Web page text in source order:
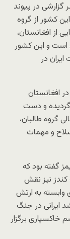
گزارشی در پیوند
کشور از گروه
از افغانستان،
است و این کشور
در
افغانستان
گردیده و دست
گروه طالبان،
و مهمات
گفته بود که
نیز نقش
وابسته به ارتش
ایرانی در جنگ
خاکسپاری برگزار